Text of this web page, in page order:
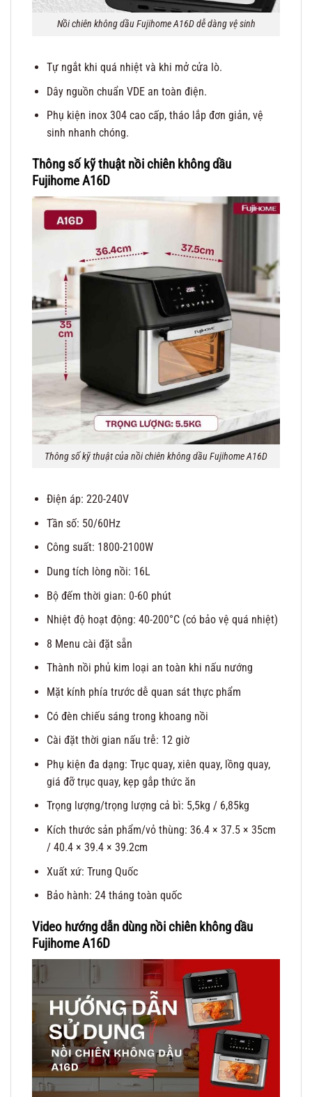
Nồi chiên không dầu Fujihome A16D dễ dàng vệ sinh
Tự ngắt khi quá nhiệt và khi mở cửa lò.
Dây nguồn chuẩn VDE an toàn điện.
Phụ kiện inox 304 cao cấp, tháo lắp đơn giản, vệ
sinh nhanh chóng.
Thông số kỹ thuật nồi chiên không dầu
Fujihome A16D
Thông số kỹ thuật của nồi chiên không dầu Fujihome A16D
Điện áp: 220-240V
Tần số: 50/60Hz
Công suất: 1800-2100W
Dung tích lòng nồi: 16L
Bộ đếm thời gian: 0-60 phút
Nhiệt độ hoạt động: 40-200°C (có bảo vệ quá nhiệt)
8 Menu cài đặt sẵn
Thành nồi phủ kim loại an toàn khi nấu nướng
Mặt kính phía trước dễ quan sát thực phẩm
Có đèn chiếu sáng trong khoang nồi
Cài đặt thời gian nấu trễ: 12 giờ
Phụ kiện đa dạng: Trục quay, xiên quay, lồng quay,
giá đỡ trục quay, kẹp gắp thức ăn
Trọng lượng/trọng lượng cả bì: 5,5kg / 6,85kg
Kích thước sản phẩm/vỏ thùng: 36.4 × 37.5 × 35cm
/ 40.4 × 39.4 × 39.2cm
Xuất xứ: Trung Quốc
Bảo hành: 24 tháng toàn quốc
Video hướng dẫn dùng nồi chiên không dầu
Fujihome A16D